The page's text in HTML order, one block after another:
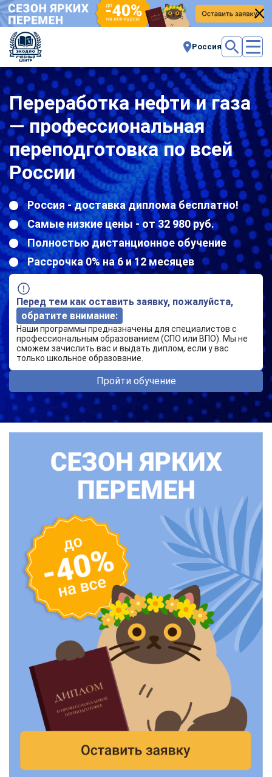
Россия
Переработка нефти и газа
— профессиональная
переподготовка по всей
России
Россия - доставка диплома бесплатно!
Самые низкие цены - от 32 980 руб.
Полностью дистанционное обучение
Рассрочка 0% на 6 и 12 месяцев
Перед тем как оставить заявку, пожалуйста,
обратите внимание:
Наши программы предназначены для специалистов с
профессиональным образованием (СПО или ВПО). Мы не
сможем зачислить вас и выдать диплом, если у вас
только школьное образование.
Пройти обучение